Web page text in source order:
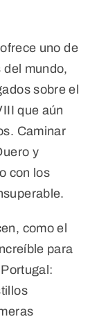
uno de
mundo,
sobre el
que aún
Caminar
y
con los
como el
para